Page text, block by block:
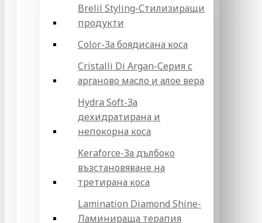
Brelil Styling-Стилизиращи
продукти
Color-За боядисана коса
Cristalli Di Argan-Серия с
арганово масло и алое вера
Hydra Soft-За
дехидратирана и
непокорна коса
Keraforce-За дълбоко
възстановяване на
третирана коса
Lamination Diamond Shine-
Ламинираща терапия